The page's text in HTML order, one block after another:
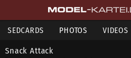
SEDCARDS PHOTOS VIDEOS
Snack Attack